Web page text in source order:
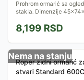
Prohrom ormarić sa
stakla. Dimenzije
8,199 RSD
Nema na stanju
Roper zidni ormarić
stvari Standard 600C